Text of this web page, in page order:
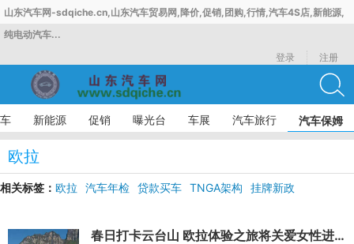
山东汽车网-sdqiche.cn,山东汽车贸易网,降价,促销,团购,行情,汽车4S店,新能源,
纯电动汽车...
登录
注册
新能源 促销 曝光台 车展 汽车旅行 汽车保姆
欧拉
相关标签： 欧拉 汽车年检 贷款买车 TNGA架构 挂牌新政
春日打卡云台山 欧拉体验之旅将关爱女性进行到底